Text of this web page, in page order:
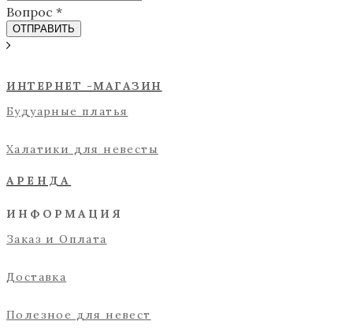
Вопрос *
ОТПРАВИТЬ
ИНТЕРНЕТ -МАГАЗИН
Будуарные платья
Халатики для невесты
АРЕНДА
ИНФОРМАЦИЯ
Заказ и Оплата
Доставка
Полезное для невест